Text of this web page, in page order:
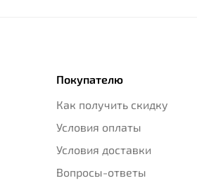
Покупателю
Как получить скидку
Условия оплаты
Условия доставки
Вопросы-ответы